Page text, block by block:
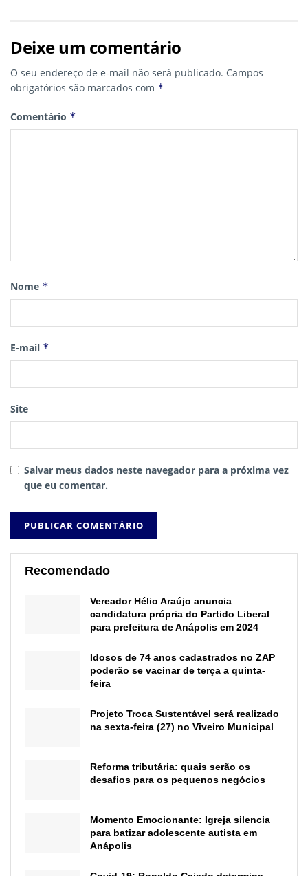
Deixe um comentário
O seu endereço de e-mail não será publicado. Campos
obrigatórios são marcados com *
Comentário *
Nome *
E-mail *
Site
Salvar meus dados neste navegador para a próxima vez
que eu comentar.
Recomendado
Vereador Hélio Araújo anuncia
candidatura própria do Partido Liberal
para prefeitura de Anápolis em 2024
Idosos de 74 anos cadastrados no ZAP
poderão se vacinar de terça a quinta-
feira
Projeto Troca Sustentável será realizado
na sexta-feira (27) no Viveiro Municipal
Reforma tributária: quais serão os
desafios para os pequenos negócios
Momento Emocionante: Igreja silencia
para batizar adolescente autista em
Anápolis